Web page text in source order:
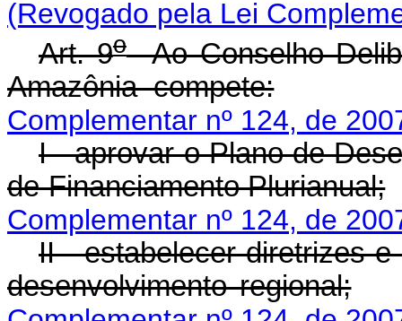
(Revogado pela Lei
Art. 9oAo Conselho
Amazônia compete:
Complementar nº 124, de
I - aprovar o Plano de
de Financiamento Plurianual;
Complementar nº 124, de
II - estabelecer diretrizes
desenvolvimento regional;